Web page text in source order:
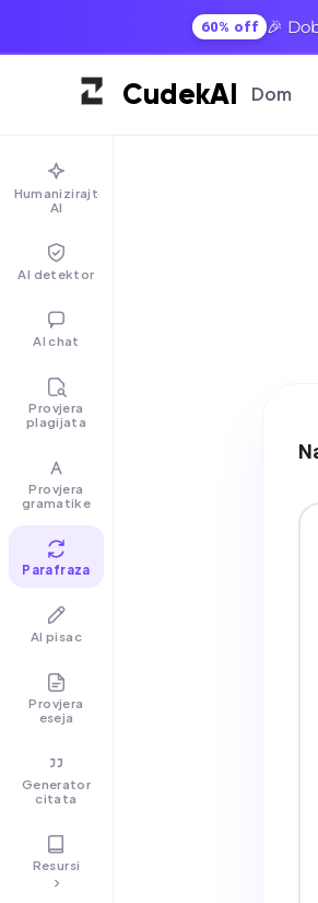
60% off 🎉
CudekAI Dom
Humanizirajte
AI
AI detektor
AI chat
Provjera
plagijata
Provjera
gramatike
Parafraza
AI pisac
Provjera
eseja
Generator
citata
Resursi